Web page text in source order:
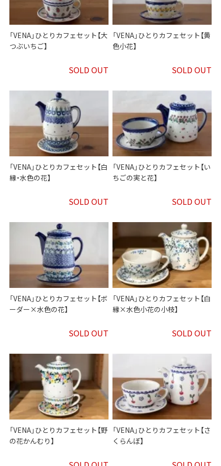
「VENA」ひとりカフェセット【大
つぶいちご】
SOLD OUT
「VENA」ひとりカフェセット【黄
色小花】
SOLD OUT
「VENA」ひとりカフェセット【白
縁・水色の花】
SOLD OUT
「VENA」ひとりカフェセット【い
ちごの実と花】
SOLD OUT
「VENA」ひとりカフェセット【ボ
ーダー×水色の花】
SOLD OUT
「VENA」ひとりカフェセット【白
縁×水色小花の小枝】
SOLD OUT
「VENA」ひとりカフェセット【野
の花かんむり】
「VENA」ひとりカフェセット【さ
くらんぼ】